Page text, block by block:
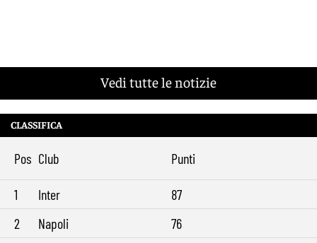
Vedi tutte le notizie
CLASSIFICA
Pos Club Punti
1 Inter
87
2
Napoli
76